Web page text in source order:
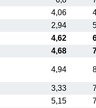
4,06
2,94
4,62
4,68
4,94
3,33
5,15